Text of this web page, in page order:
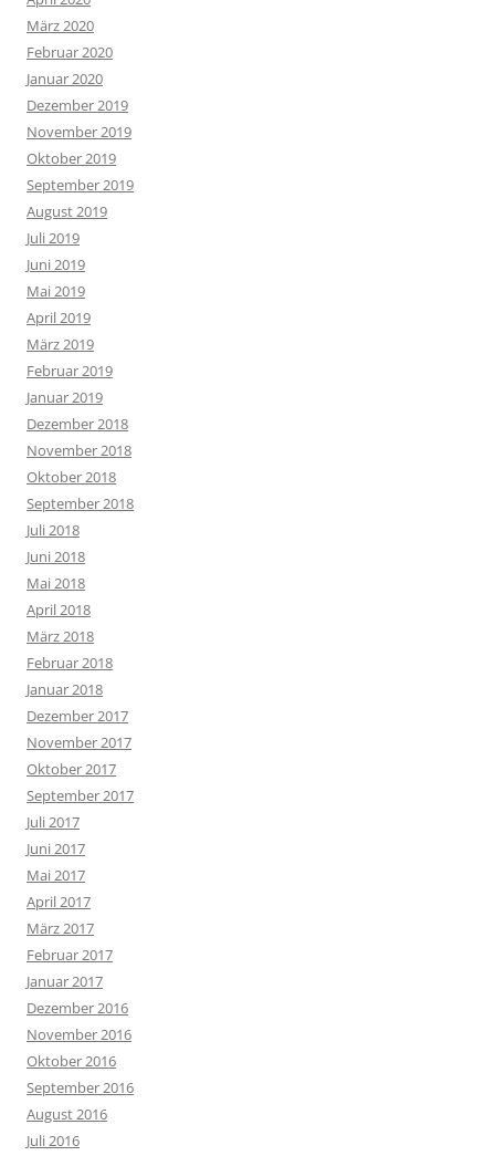
März 2020
Februar 2020
Januar 2020
Dezember 2019
November 2019
Oktober 2019
September 2019
August 2019
Juli 2019
Juni 2019
Mai 2019
April 2019
März 2019
Februar 2019
Januar 2019
Dezember 2018
November 2018
Oktober 2018
September 2018
Juli 2018
Juni 2018
Mai 2018
April 2018
März 2018
Februar 2018
Januar 2018
Dezember 2017
November 2017
Oktober 2017
September 2017
Juli 2017
Juni 2017
Mai 2017
April 2017
März 2017
Februar 2017
Januar 2017
Dezember 2016
November 2016
Oktober 2016
September 2016
August 2016
Juli 2016